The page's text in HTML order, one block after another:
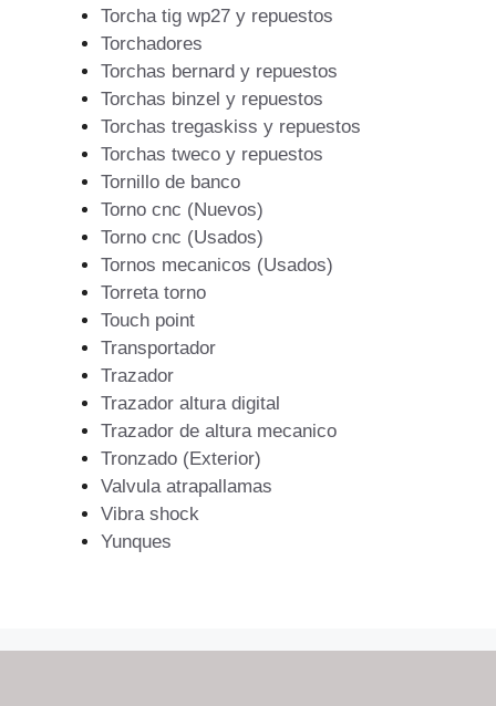
Torcha tig wp27 y repuestos
Torchadores
Torchas bernard y repuestos
Torchas binzel y repuestos
Torchas tregaskiss y repuestos
Torchas tweco y repuestos
Tornillo de banco
Torno cnc (Nuevos)
Torno cnc (Usados)
Tornos mecanicos (Usados)
Torreta torno
Touch point
Transportador
Trazador
Trazador altura digital
Trazador de altura mecanico
Tronzado (Exterior)
Valvula atrapallamas
Vibra shock
Yunques